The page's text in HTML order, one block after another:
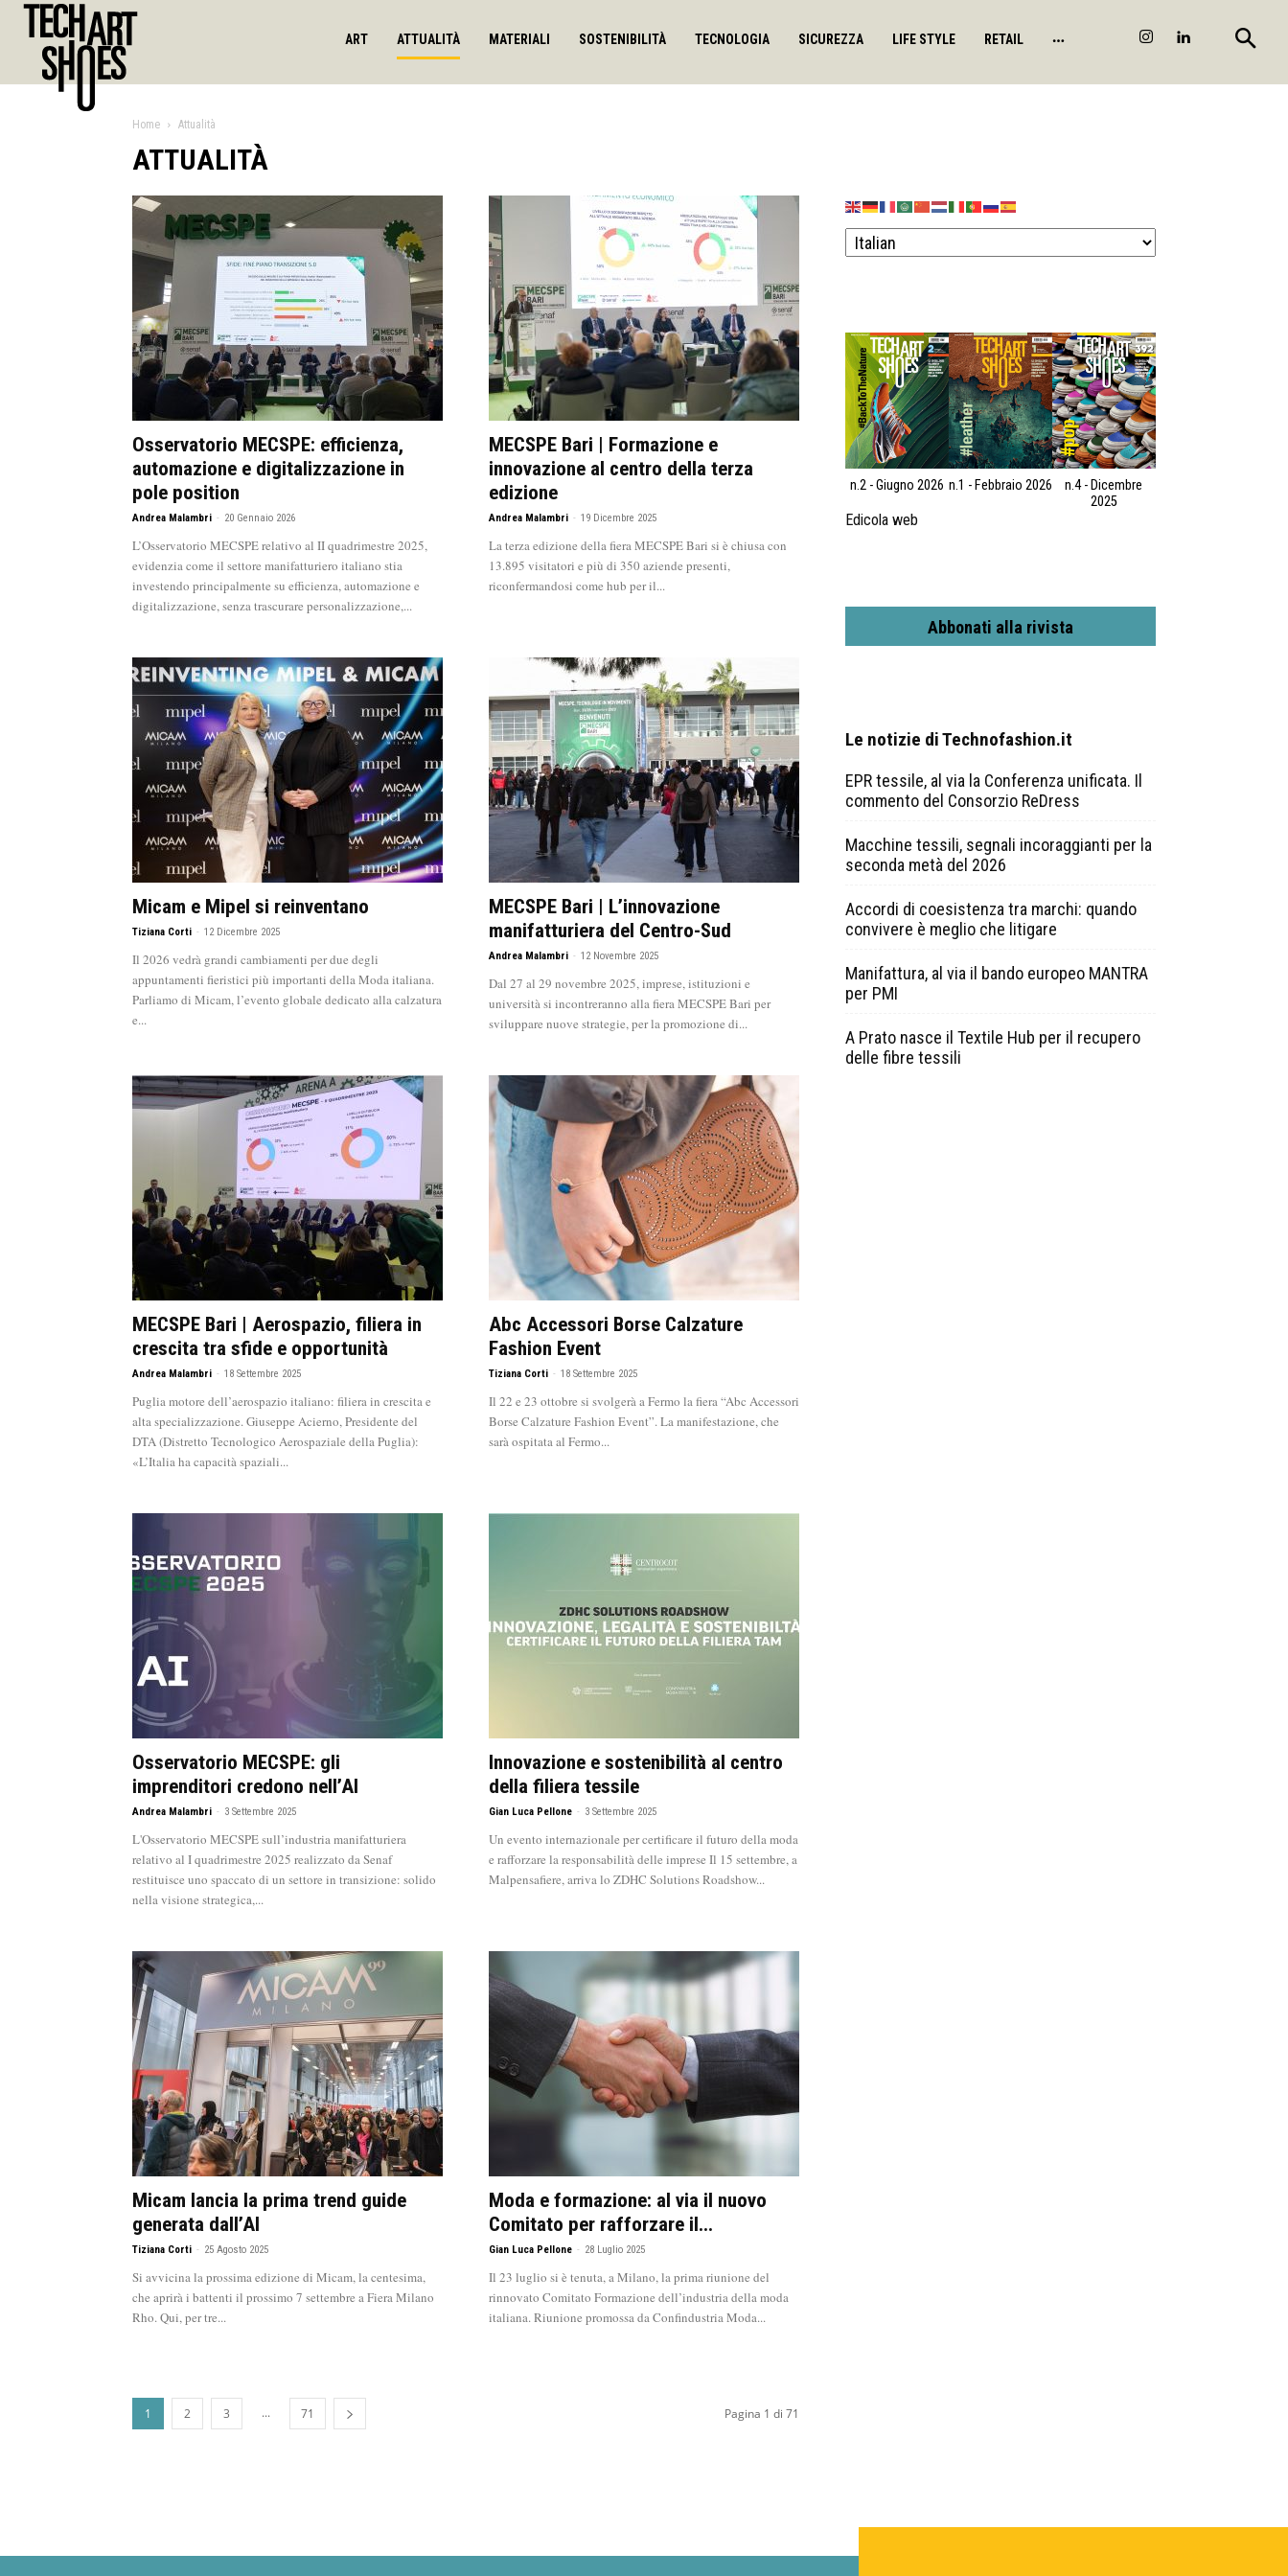
ART ATTUALITÀ MATERIALI SOSTENIBILITÀ TECNOLOGIA SICUREZZA LIFE STYLE RETAIL
Home Attualità
ATTUALITÀ
Osservatorio MECSPE: efficienza,
automazione e digitalizzazione in
pole position
Andrea Malambri - 20 Gennaio 2026
L’Osservatorio MECSPE relativo al II quadrimestre 2025,
evidenzia come il settore manifatturiero italiano stia
investendo principalmente su efficienza, automazione e
digitalizzazione, senza trascurare personalizzazione,...
MECSPE Bari | Formazione e
innovazione al centro della terza
edizione
Andrea Malambri - 19 Dicembre 2025
La terza edizione della fiera MECSPE Bari si è chiusa con
13.895 visitatori e più di 350 aziende presenti,
riconfermandosi come hub per il...
Micam e Mipel si reinventano
Tiziana Corti - 12 Dicembre 2025
Il 2026 vedrà grandi cambiamenti per due degli
appuntamenti fieristici più importanti della Moda italiana.
Parliamo di Micam, l’evento globale dedicato alla calzatura
e...
MECSPE Bari | L’innovazione
manifatturiera del Centro-Sud
Andrea Malambri - 12 Novembre 2025
Dal 27 al 29 novembre 2025, imprese, istituzioni e
università si incontreranno alla fiera MECSPE Bari per
sviluppare nuove strategie, per la promozione di...
MECSPE Bari | Aerospazio, filiera in
crescita tra sfide e opportunità
Andrea Malambri - 18 Settembre 2025
Puglia motore dell’aerospazio italiano: filiera in crescita e
alta specializzazione. Giuseppe Acierno, Presidente del
DTA (Distretto Tecnologico Aerospaziale della Puglia):
«L’Italia ha capacità spaziali...
Abc Accessori Borse Calzature
Fashion Event
Tiziana Corti - 18 Settembre 2025
Il 22 e 23 ottobre si svolgerà a Fermo la fiera “Abc Accessori
Borse Calzature Fashion Event”. La manifestazione, che
sarà ospitata al Fermo...
Osservatorio MECSPE: gli
imprenditori credono nell’AI
Andrea Malambri - 3 Settembre 2025
L'Osservatorio MECSPE sull’industria manifatturiera
relativo al I quadrimestre 2025 realizzato da Senaf
restituisce uno spaccato di un settore in transizione: solido
nella visione strategica,...
Innovazione e sostenibilità al centro
della filiera tessile
Gian Luca Pellone - 3 Settembre 2025
Un evento internazionale per certificare il futuro della moda
e rafforzare la responsabilità delle imprese Il 15 settembre, a
Malpensafiere, arriva lo ZDHC Solutions Roadshow...
Micam lancia la prima trend guide
generata dall’AI
Tiziana Corti - 25 Agosto 2025
Si avvicina la prossima edizione di Micam, la centesima,
che aprirà i battenti il prossimo 7 settembre a Fiera Milano
Rho. Qui, per tre...
Moda e formazione: al via il nuovo
Comitato per rafforzare il...
Gian Luca Pellone - 28 Luglio 2025
Il 23 luglio si è tenuta, a Milano, la prima riunione del
rinnovato Comitato Formazione dell’industria della moda
italiana. Riunione promossa da Confindustria Moda...
1 2 3 ... 71 Pagina 1 di 71
n.2 - Giugno 2026 n.1 - Febbraio 2026
n.4 - Dicembre
2025
Edicola web
Abbonati alla rivista
Le notizie di Technofashion.it
EPR tessile, al via la Conferenza unificata. Il
commento del Consorzio ReDress
Macchine tessili, segnali incoraggianti per la
seconda metà del 2026
Accordi di coesistenza tra marchi: quando
convivere è meglio che litigare
Manifattura, al via il bando europeo MANTRA
per PMI
A Prato nasce il Textile Hub per il recupero
delle fibre tessili